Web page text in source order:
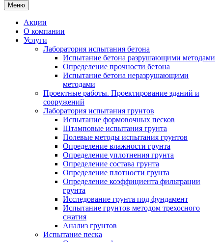
Меню
Акции
О компании
Услуги
Лаборатория испытания бетона
Испытание бетона разрушающими методами
Определение прочности бетона
Испытание бетона неразрушающими
методами
Проектные работы. Проектирование зданий и
сооружений
Лаборатория испытания грунтов
Испытание формовочных песков
Штамповые испытания грунта
Полевые методы испытания грунтов
Определение влажности грунта
Определение уплотнения грунта
Определение состава грунта
Определение плотности грунта
Определение коэффициента фильтрации
грунта
Исследование грунта под фундамент
Испытание грунтов методом трехосного
сжатия
Анализ грунтов
Испытание песка